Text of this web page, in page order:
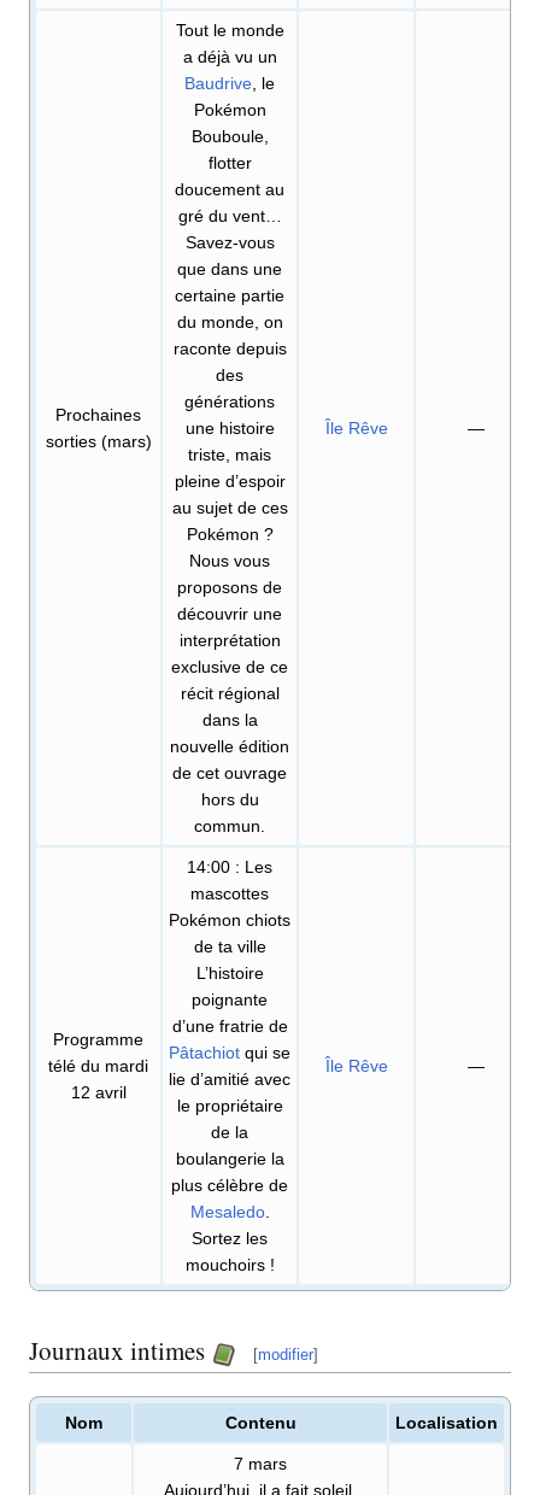
Prochaines
sorties (mars)
Tout le monde
a déjà vu un
Baudrive , le
Pokémon
Bouboule,
flotter
doucement au
gré du vent…
Savez-vous
que dans une
certaine partie
du monde, on
raconte depuis
des
générations
une histoire
triste, mais
pleine d’espoir
au sujet de ces
Pokémon ?
Nous vous
proposons de
découvrir une
interprétation
exclusive de ce
récit régional
dans la
nouvelle édition
de cet ouvrage
hors du
commun.
Île Rêve —
Programme
télé du mardi
12 avril
14:00 : Les
mascottes
Pokémon chiots
de ta ville
L’histoire
poignante
d’une fratrie de
Pâtachiot qui se
lie d’amitié avec
le propriétaire
de la
boulangerie la
plus célèbre de
Mesaledo.
Sortez les
mouchoirs !
Île Rêve —
Journaux intimes [modifier]
Nom Contenu Localisation
7 mars
Aujourd’hui, il a fait soleil.